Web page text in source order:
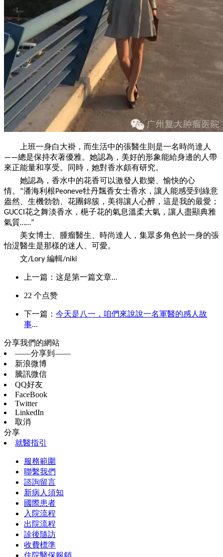
上班一身白大褂，而生活中的張醫生則是一名時尚達人
——總是保持衣著優雅。她認為，美好的形象能給身邊的人帶
來正能量和享受。同時，她對香水頗有研究。
她認為，香水中的花香可以激發人歡樂、愉快的心
情。 “潘海利根Peoneve牡丹飄香女士香水，讓人能感受到綠意
盎然、生機勃勃、花團錦簇，美得讓人心醉，這是我的最愛；
GUCCI 花之舞淡香水，梔子花的氣息溫柔大氣，讓人盡顯典雅
氣質……”
美女博士、腫瘤醫生、時尚達人，集眾多角色於一身的張
怡湜醫生是那樣的迷人、可愛。
文/Lory 編輯/niki
上一篇：这是第一篇文章...
22 个点赞
下一篇： 今天是八一，咱們來說說一名軍醫的感人故
事...
分享我們的網站
——分享到——
新浪微博
騰訊微信
QQ好友
FaceBook
Twitter
LinkedIn
取消
分享
就醫指引
服務範圍
聯繫我們
諮詢留言
新病人須知
國際患者
入院流程
出院流程
診後隨訪
收費標準
住院醫保報銷